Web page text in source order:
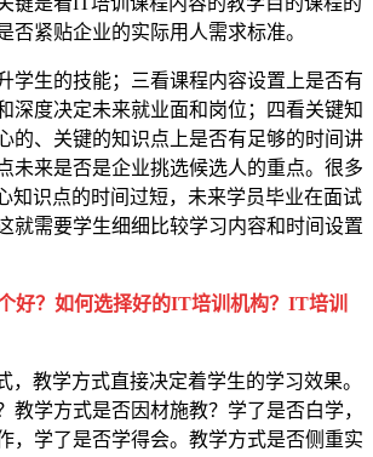
否紧贴企业的实际用人需求标准。
学生的技能；三看课程内容设置上是否有
深度决定未来就业面和岗位；四看关键知
的、关键的知识点上是否有足够的时间讲
未来是否是企业挑选候选人的重点。很多
知识点的时间过短，未来学员毕业在面试
就需要学生细细比较学习内容和时间设置
好？如何选择好的IT培训机构？IT培训
，教学方式直接决定着学生的学习效果。
教学方式是否因材施教？学了是否白学，
，学了是否学得会。教学方式是否侧重实